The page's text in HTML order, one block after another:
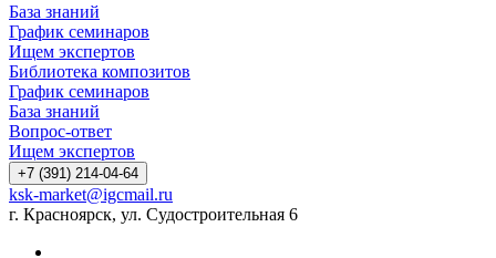
База знаний
График семинаров
Ищем экспертов
Библиотека композитов
График семинаров
База знаний
Вопрос-ответ
Ищем экспертов
+7 (391) 214-04-64
ksk-market@igcmail.ru
г. Красноярск, ул. Судостроительная 6